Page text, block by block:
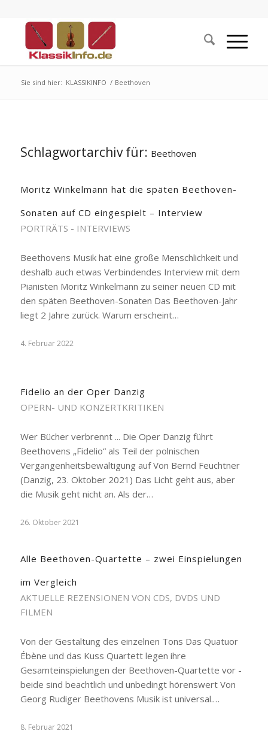
Sie sind hier: KLASSIKINFO / Beethoven
Schlagwortarchiv für: Beethoven
Moritz Winkelmann hat die späten Beethoven-
Sonaten auf CD eingespielt – Interview
PORTRÄTS - INTERVIEWS
Beethovens Musik hat eine große Menschlichkeit und
deshalb auch etwas Verbindendes Interview mit dem
Pianisten Moritz Winkelmann zu seiner neuen CD mit
den späten Beethoven-Sonaten Das Beethoven-Jahr
liegt 2 Jahre zurück. Warum erscheint…
4. Februar 2022
Fidelio an der Oper Danzig
OPERN- UND KONZERTKRITIKEN
Wer Bücher verbrennt ... Die Oper Danzig führt
Beethovens „Fidelio“ als Teil der polnischen
Vergangenheitsbewältigung auf Von Bernd Feuchtner
(Danzig, 23. Oktober 2021) Das Licht geht aus, aber
die Musik geht nicht an. Als der…
26. Oktober 2021
Alle Beethoven-Quartette – zwei Einspielungen
im Vergleich
AKTUELLE REZENSIONEN VON CDS, DVDS UND
FILMEN
Von der Gestaltung des einzelnen Tons Das Quatuor
Ébène und das Kuss Quartett legen ihre
Gesamteinspielungen der Beethoven-Quartette vor -
beide sind beachtlich und unbedingt hörenswert Von
Georg Rudiger Beethovens Musik ist universal.…
8. Februar 2021